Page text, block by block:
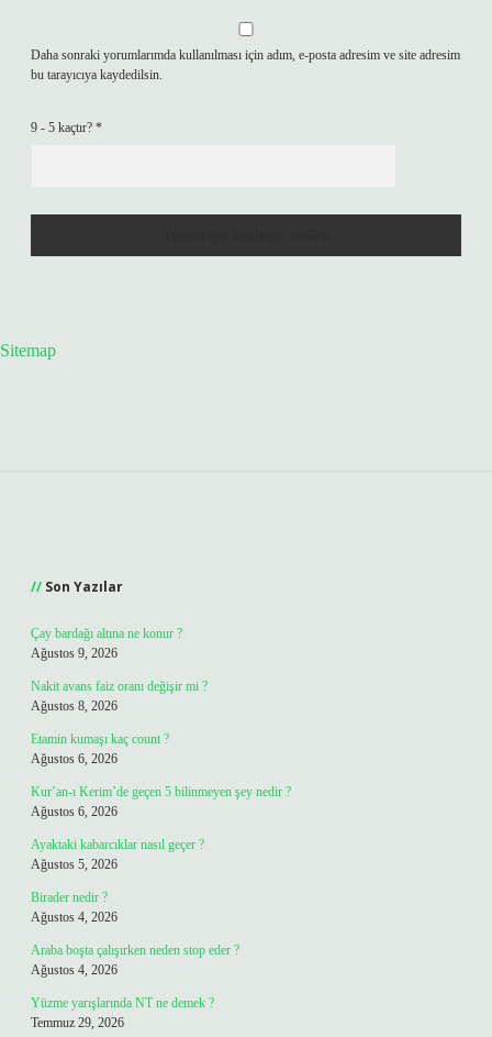
Daha sonraki yorumlarımda kullanılması için adım, e-posta adresim ve site adresim
bu tarayıcıya kaydedilsin.
9 - 5 kaçtır? *
Sitemap
Son Yazılar
Çay bardağı altına ne konur ?
Ağustos 9, 2026
Nakit avans faiz oranı değişir mi ?
Ağustos 8, 2026
Etamin kumaşı kaç count ?
Ağustos 6, 2026
Kur’an-ı Kerim’de geçen 5 bilinmeyen şey nedir ?
Ağustos 6, 2026
Ayaktaki kabarcıklar nasıl geçer ?
Ağustos 5, 2026
Birader nedir ?
Ağustos 4, 2026
Araba boşta çalışırken neden stop eder ?
Ağustos 4, 2026
Yüzme yarışlarında NT ne demek ?
Temmuz 29, 2026